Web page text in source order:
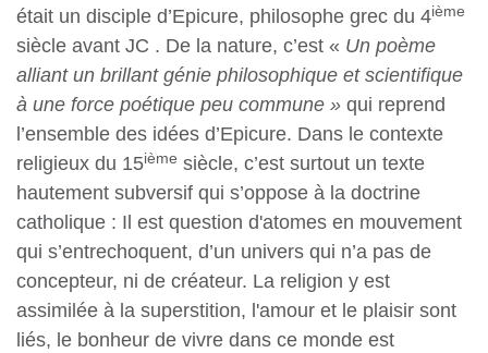
était un disciple d’Epicure, philosophe grec du 4ième
siècle avant JC . De la nature, c’est « Un poème
alliant un brillant génie philosophique et scientifique
à une force poétique peu commune » qui reprend
l’ensemble des idées d’Epicure. Dans le contexte
religieux du 15ième siècle, c’est surtout un texte
hautement subversif qui s’oppose à la doctrine
catholique : Il est question d'atomes en mouvement
qui s’entrechoquent, d’un univers qui n’a pas de
concepteur, ni de créateur. La religion y est
assimilée à la superstition, l'amour et le plaisir sont
liés, le bonheur de vivre dans ce monde est